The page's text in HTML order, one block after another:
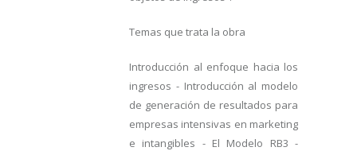
Temas que trata la obra
Introducción al enfoque hacia los
ingresos - Introducción al modelo
de generación de resultados para
empresas intensivas en marketing
e intangibles - El Modelo RB3 -